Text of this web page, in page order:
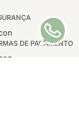
DE PAGAMENTO